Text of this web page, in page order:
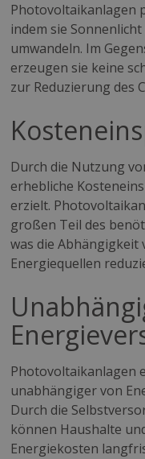
Photovoltaikanlagen
indem sie
umwandeln. Im
erzeugen sie keine
zur Reduzierung des
Durch die Nutzung
erhebliche
erzielt.
großen Teil des
was die
Energiequellen
Photovoltaikanlagen
unabhängiger von
Durch die
können Haushalte
Energiekosten